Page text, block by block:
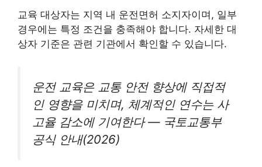
교육 대상자는 지역 내 운전면허 소지자이며, 일부
경우에는 특정 조건을 충족해야 합니다. 자세한 대
상자 기준은 관련 기관에서 확인할 수 있습니다.
운전 교육은 교통 안전 향상에 직접적
인 영향을 미치며, 체계적인 연수는 사
고율 감소에 기여한다 — 국토교통부
공식 안내(2026)